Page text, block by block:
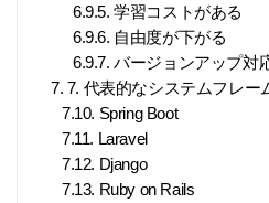
6.9.5. 学習コストがある
6.9.6. 自由度が下がる
6.9.7. バージョンアップ対
7. 7. 代表的なシステムフレー
7.10. Spring Boot
7.11. Laravel
7.12. Django
7.13. Ruby on Rails